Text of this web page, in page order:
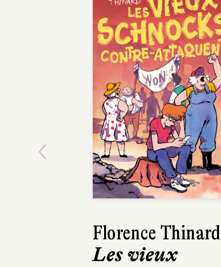
Harry Gruyaert
Je vois rouge
Previous